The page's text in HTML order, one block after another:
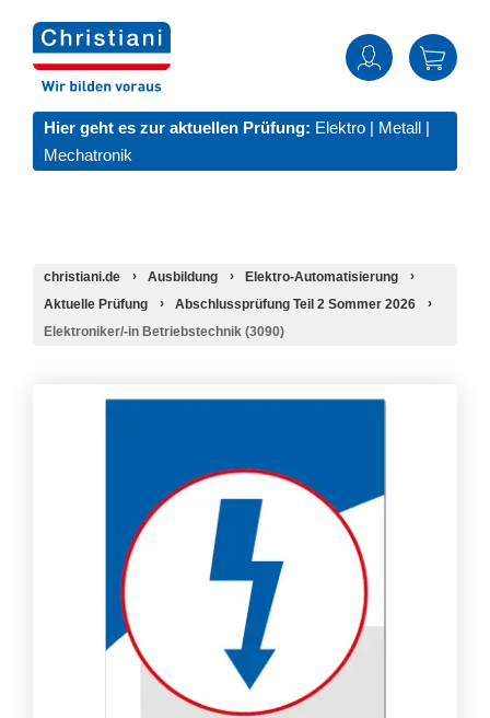
Hier geht es zur aktuellen Prüfung: Elektro | Metall |
Mechatronik
christiani.de Ausbildung
Elektro-Automatisierung
Aktuelle Prüfung
Abschlussprüfung Teil 2 Sommer 2026
Elektroniker/-in Betriebstechnik (3090)